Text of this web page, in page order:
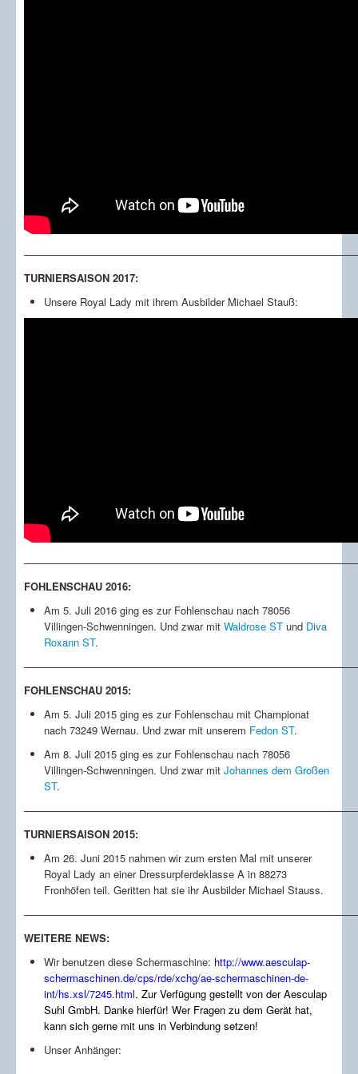
TURNIERSAISON 2017:
Unsere Royal Lady mit ihrem Ausbilder Michael Stauß:
FOHLENSCHAU 2016:
Am 5. Juli 2016 ging es zur Fohlenschau nach 78056
Villingen-Schwenningen. Und zwar mit Waldrose ST und Diva
Roxann ST.
FOHLENSCHAU 2015:
Am 5. Juli 2015 ging es zur Fohlenschau mit Championat
nach 73249 Wernau. Und zwar mit unserem Fedon ST.
Am 8. Juli 2015 ging es zur Fohlenschau nach 78056
Villingen-Schwenningen. Und zwar mit Johannes dem Großen
ST.
TURNIERSAISON 2015:
Am 26. Juni 2015 nahmen wir zum ersten Mal mit unserer
Royal Lady an einer Dressurpferdeklasse A in 88273
Fronhöfen teil. Geritten hat sie ihr Ausbilder Michael Stauss.
WEITERE NEWS:
Wir benutzen diese Schermaschine: http://www.aesculap-
schermaschinen.de/cps/rde/xchg/ae-schermaschinen-de-
int/hs.xsl/7245.html. Zur Verfügung gestellt von der Aesculap
Suhl GmbH. Danke hierfür! Wer Fragen zu dem Gerät hat,
kann sich gerne mit uns in Verbindung setzen!
Unser Anhänger: